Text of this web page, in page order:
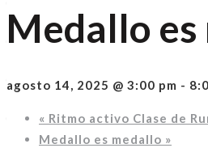
Medallo
agosto 14, 2025 @ 3:00 pm -
« Ritmo activo Clase de
Medallo es medallo »